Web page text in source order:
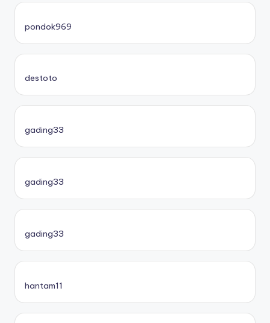
pondok969
destoto
gading33
gading33
gading33
hantam11